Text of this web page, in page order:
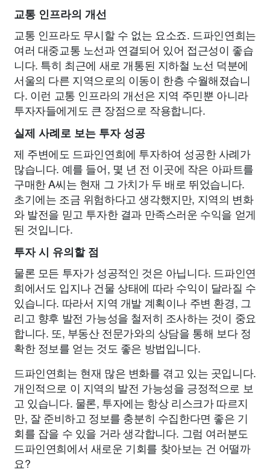
교통 인프라의 개선
교통 인프라도 무시할 수 없는 요소죠. 드파인연희는
여러 대중교통 노선과 연결되어 있어 접근성이 좋습
니다. 특히 최근에 새로 개통된 지하철 노선 덕분에
서울의 다른 지역으로의 이동이 한층 수월해졌습니
다. 이런 교통 인프라의 개선은 지역 주민뿐 아니라
투자자들에게도 큰 장점으로 작용합니다.
실제 사례로 보는 투자 성공
제 주변에도 드파인연희에 투자하여 성공한 사례가
많습니다. 예를 들어, 몇 년 전 이곳에 작은 아파트를
구매한 A씨는 현재 그 가치가 두 배로 뛰었습니다.
초기에는 조금 위험하다고 생각했지만, 지역의 변화
와 발전을 믿고 투자한 결과 만족스러운 수익을 얻게
된 것입니다.
투자 시 유의할 점
물론 모든 투자가 성공적인 것은 아닙니다. 드파인연
희에서도 입지나 건물 상태에 따라 수익이 달라질 수
있습니다. 따라서 지역 개발 계획이나 주변 환경, 그
리고 향후 발전 가능성을 철저히 조사하는 것이 중요
합니다. 또, 부동산 전문가와의 상담을 통해 보다 정
확한 정보를 얻는 것도 좋은 방법입니다.
드파인연희는 현재 많은 변화를 겪고 있는 곳입니다.
개인적으로 이 지역의 발전 가능성을 긍정적으로 보
고 있습니다. 물론, 투자에는 항상 리스크가 따르지
만, 잘 준비하고 정보를 충분히 수집한다면 좋은 기
회를 잡을 수 있을 거라 생각합니다. 그럼 여러분도
드파인연희에서 새로운 기회를 찾아보는 건 어떨까
요?